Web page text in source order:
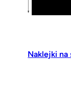
Naklejki na